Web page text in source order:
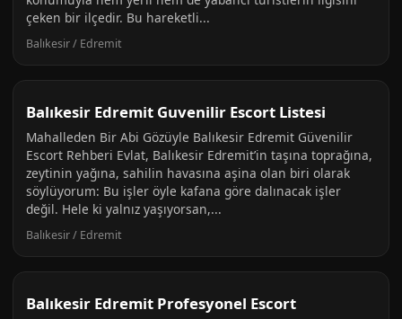
çeken bir ilçedir. Bu hareketli...
Balıkesir / Edremit
Balıkesir Edremit Guvenilir Escort Listesi
Mahalleden Bir Abi Gözüyle Balıkesir Edremit Güvenilir
Escort Rehberi Evlat, Balıkesir Edremit’in taşına toprağına,
zeytinin yağına, sahilin havasına aşina olan biri olarak
söylüyorum: Bu işler öyle kafana göre dalınacak işler
değil. Hele ki yalnız yaşıyorsan,...
Balıkesir / Edremit
Balıkesir Edremit Profesyonel Escort